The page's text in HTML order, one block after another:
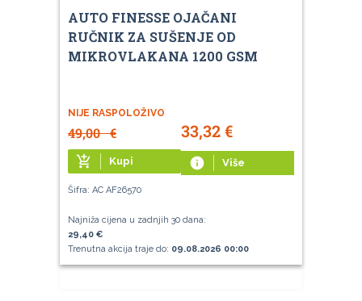
AUTO FINESSE OJAČANI
RUČNIK ZA SUŠENJE OD
MIKROVLAKANA 1200 GSM
NIJE RASPOLOŽIVO
49,00€ 33,32€
add_shopping_cart Kupi info Više
Šifra: AC AF26570
Najniža cijena u zadnjih 30 dana:
29,40 €
Trenutna akcija traje do: 09.08.2026 00:00